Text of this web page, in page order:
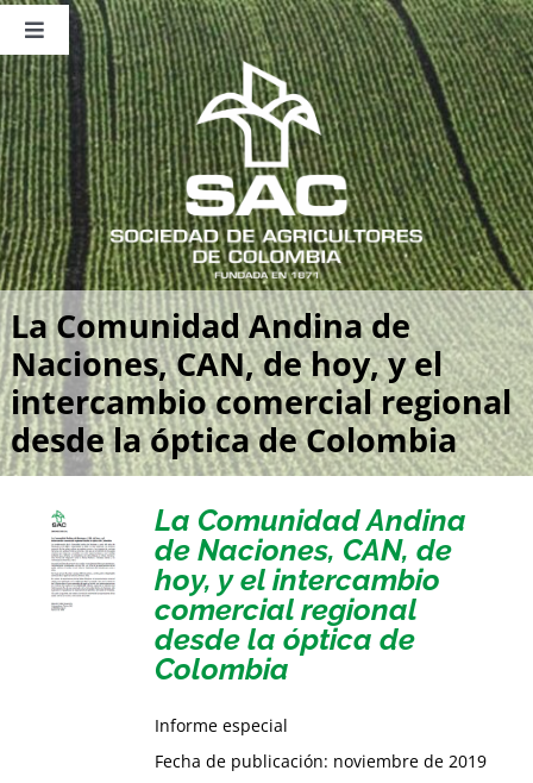
Saltar
contenido
Toggle
Navigation
Nosotros
Publicaciones
Sala de Prensa
Eventos
La Comunidad Andina de
Naciones, CAN, de hoy, y el
intercambio comercial regional
desde la óptica de Colombia
La Comunidad Andina
de Naciones, CAN, de
hoy, y el intercambio
comercial regional
desde la óptica de
Colombia
Informe especial
Fecha de publicación: noviembre de 2019